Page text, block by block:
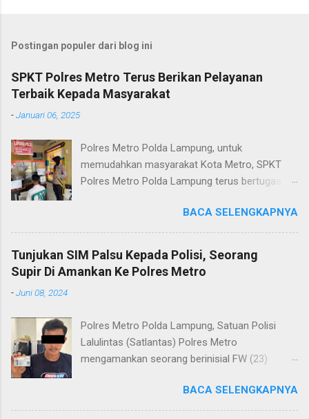
Postingan populer dari blog ini
SPKT Polres Metro Terus Berikan Pelayanan
Terbaik Kepada Masyarakat
-Januari 06, 2025
Polres Metro Polda Lampung, untuk
memudahkan masyarakat Kota Metro, SPKT
Polres Metro Polda Lampung terus bertugas
terkait layanan pengaduan, pelayanan SKCK dan
pelayanan Identifikasi sidik jari secara terpadu
kepada masyarakat. Senin (06/01/2025) Dalam
mewujudkan pelayanan prima kepolisian, SPKT
Heri Sulistyo Nugroho S.IK, M.IK mengatakan
“SPKT Polres Metro akan terus berusaha
memberikan pelayanan yang terbaik kepada
kepolisian, baik informasi maupun pelayanan
lainnya.” “SPKT adalah pusat jaringan dari
BACA SELENGKAPNYA
Tunjukan SIM Palsu Kepada Polisi, Seorang
Supir Di Amankan Ke Polres Metro
-Juni 08, 2024
Polres Metro Polda Lampung, Satuan Polisi
Lalulintas (Satlantas) Polres Metro
mengamankan seorang berinisial FW (23)
Truk pelanggar lalulintas dan menggunakan
Surat Izin Mengemudi (SIM) kategori BII Umum
BACA SELENGKAPNYA